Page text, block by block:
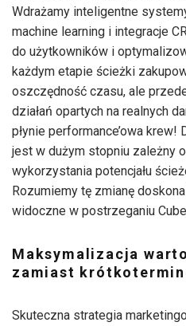
Wdrażamy inteligentne
machine learning i integracje
do użytkowników i
każdym etapie ścieżki
oszczędność czasu, ale
działań opartych na realnych
płynie performance’owa
jest w dużym stopniu zależny
wykorzystania potencjału
Rozumiemy tę zmianę
widoczne w postrzeganiu
Maksymalizacja
zamiast
Skuteczna strategia